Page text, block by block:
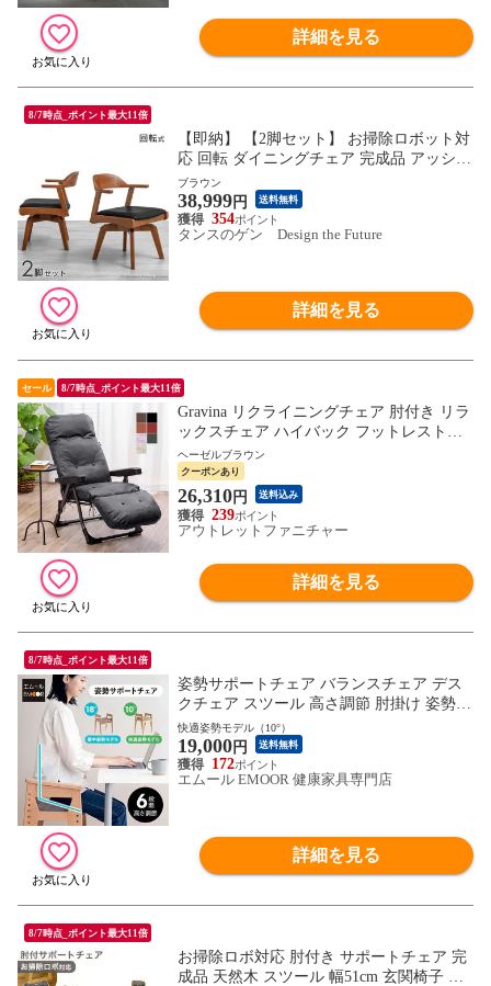
詳細を見る
8/7時点_ポイント最大11倍
【即納】 【2脚セット】 お掃除ロボット対
応 回転 ダイニングチェア 完成品 アッシュ
無垢材 ハンギング ダイニングチェアー ダ
イニング チェアー チェア 回転椅子 805000
3612〔ブラウン〕
ブラウン
38,999円 送料無料
354
タンスのゲン Design the Future
詳細を見る
セール 8/7時点_ポイント最大11倍
Gravina リクライニングチェア 肘付き リラ
ックスチェア ハイバック フットレスト付
き くつろぎのリクライニングアームチェア
EX ラウンジチェア パーソナルチェア テレ
ショッピング放送商品 dショッピング 出品
協賛価格
ヘーゼルブラウン
クーポンあり
26,310円 送料込み
239
アウトレットファニチャー
詳細を見る
8/7時点_ポイント最大11倍
姿勢サポートチェア バランスチェア デス
クチェア スツール 高さ調節 肘掛け 姿勢補
助 リビング オフィス 在宅 リモート デス
ク ワーク 勉強 学習 椅子 いす イス チェア
腰掛け 猫背 前のめり 前傾 背筋 立ち座り
サポート 大人 子供 高齢者 介護 送料無料
快適姿勢モデル（10°）
19,000円 送料無料
172
エムール EMOOR 健康家具専門店
詳細を見る
8/7時点_ポイント最大11倍
お掃除ロボ対応 肘付き サポートチェア 完
成品 天然木 スツール 幅51cm 玄関椅子 木